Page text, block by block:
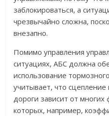
заблокироваться, а
чрезвычайно сложна,
внезапно.
Помимо управления
ситуациях, АБС должна
использование
учитывает, что
дороги зависит от
которых, например,